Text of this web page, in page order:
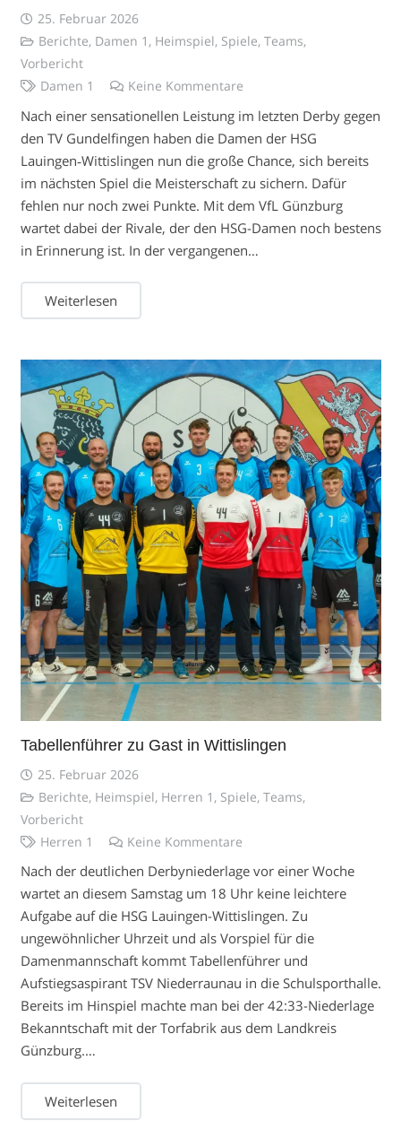
25. Februar 2026
Berichte, Damen 1 , Heimspiel, Spiele, Teams,
Vorbericht
Damen 1
Keine Kommentare
Nach einer sensationellen Leistung im letzten Derby gegen
den TV Gundelfingen haben die Damen der HSG
Lauingen‑Wittislingen nun die große Chance, sich bereits
im nächsten Spiel die Meisterschaft zu sichern. Dafür
fehlen nur noch zwei Punkte. Mit dem VfL Günzburg
wartet dabei der Rivale, der den HSG-Damen noch bestens
in Erinnerung ist. In der vergangenen…
Weiterlesen
Tabellenführer zu Gast in Wittislingen
25. Februar 2026
Berichte, Heimspiel, Herren 1 , Spiele, Teams,
Vorbericht
Herren 1
Keine Kommentare
Nach der deutlichen Derbyniederlage vor einer Woche
wartet an diesem Samstag um 18 Uhr keine leichtere
Aufgabe auf die HSG Lauingen-Wittislingen. Zu
ungewöhnlicher Uhrzeit und als Vorspiel für die
Damenmannschaft kommt Tabellenführer und
Aufstiegsaspirant TSV Niederraunau in die Schulsporthalle.
Bereits im Hinspiel machte man bei der 42:33-Niederlage
Bekanntschaft mit der Torfabrik aus dem Landkreis
Günzburg.…
Weiterlesen